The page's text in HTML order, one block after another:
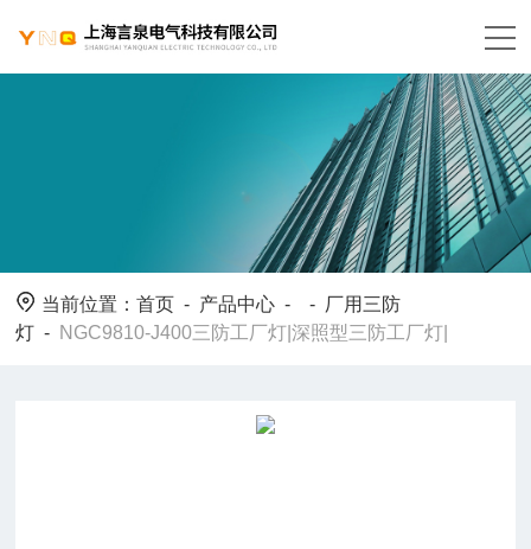
当前位置：首页 - 产品中心 - - 厂用三防
灯 - NGC9810-J400三防工厂灯|深照型三防工厂灯|